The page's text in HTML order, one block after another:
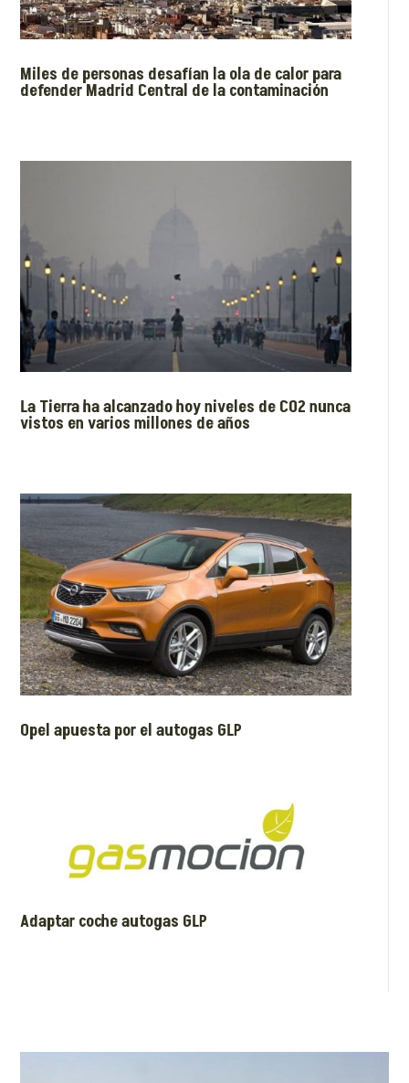
Miles de personas desafían la ola de calor para
defender Madrid Central de la contaminación
La Tierra ha alcanzado hoy niveles de CO2 nunca
vistos en varios millones de años
Opel apuesta por el autogas GLP
Adaptar coche autogas GLP